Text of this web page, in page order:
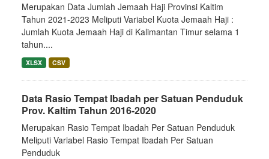
Merupakan Data Jumlah Jemaah Haji Provinsi Kaltim
Tahun 2021-2023 Meliputi Variabel Kuota Jemaah Haji :
Jumlah Kuota Jemaah Haji di Kalimantan Timur selama 1
tahun....
XLSX CSV
Data Rasio Tempat Ibadah per Satuan Penduduk
Prov. Kaltim Tahun 2016-2020
Merupakan Rasio Tempat Ibadah Per Satuan Penduduk
Meliputi Variabel Rasio Tempat Ibadah Per Satuan
Penduduk